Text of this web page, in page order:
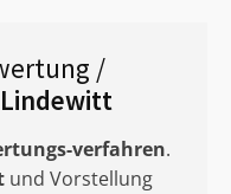
/
Lindewitt
verfahren.
und Vorstellung